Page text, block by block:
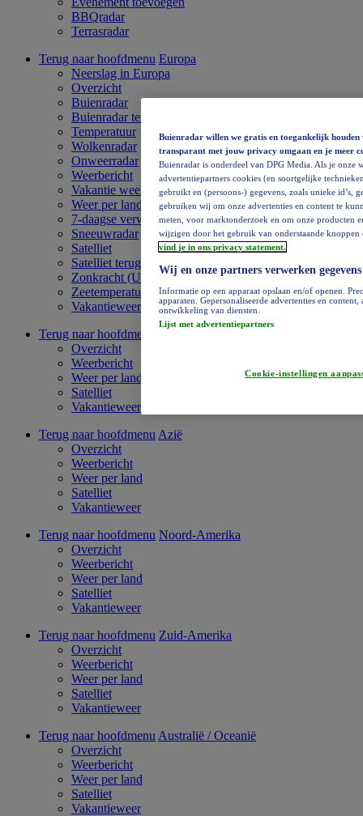
BBQradar
Terrasradar
Terug naar hoofdmenu Europa
Neerslag in Europa
Overzicht
Buienradar
Buienradar terugkijken
Temperatuur
Wolkenradar
Onweerradar
Weerbericht
Vakantie weervideo
Weer per land
7-daagse verwachting
Sneeuwradar
Satelliet
Satelliet terugkijken
Zonkracht (UV)
Zeetemperatuur
Vakantieweer
Terug naar hoofdmenu
Overzicht
Weerbericht
Weer per land
Satelliet
Vakantieweer
Terug naar hoofdmenu Azië
Overzicht
Weerbericht
Weer per land
Satelliet
Vakantieweer
Terug naar hoofdmenu Noord-Amerika
Overzicht
Weerbericht
Weer per land
Satelliet
Vakantieweer
Terug naar hoofdmenu Zuid-Amerika
Overzicht
Weerbericht
Weer per land
Satelliet
Vakantieweer
Terug naar hoofdmenu Australië / Oceanië
Overzicht
Weerbericht
Weer per land
Satelliet
Vakantieweer
Buienradar willen we gratis en toegankelijk
transparant met jouw privacy omgaan en je meer
Buienradar is onderdeel van DPG Media. Als je
advertentiepartners cookies (en soortgelijke
gebruikt en (persoons-) gegevens, zoals unieke id’s,
gebruiken wij om onze advertenties en content te
meten, voor marktonderzoek en om onze producten
wijzigen door het gebruik van onderstaande
vind je in ons privacy statement.
Wij en onze partners verwerken
Informatie op een apparaat opslaan en/of openen.
apparaten. Gepersonaliseerde advertenties en
ontwikkeling van diensten.
Lijst met advertentiepartners
Cookie-instellingen